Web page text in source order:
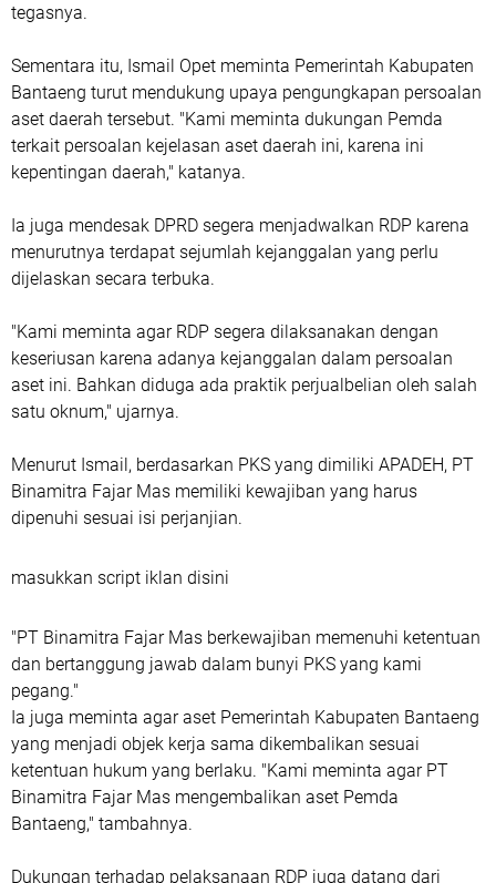
tegasnya.
Sementara itu, Ismail Opet meminta Pemerintah Kabupaten
Bantaeng turut mendukung upaya pengungkapan persoalan
aset daerah tersebut. "Kami meminta dukungan Pemda
terkait persoalan kejelasan aset daerah ini, karena ini
kepentingan daerah," katanya.
Ia juga mendesak DPRD segera menjadwalkan RDP karena
menurutnya terdapat sejumlah kejanggalan yang perlu
dijelaskan secara terbuka.
"Kami meminta agar RDP segera dilaksanakan dengan
keseriusan karena adanya kejanggalan dalam persoalan
aset ini. Bahkan diduga ada praktik perjualbelian oleh salah
satu oknum," ujarnya.
Menurut Ismail, berdasarkan PKS yang dimiliki APADEH, PT
Binamitra Fajar Mas memiliki kewajiban yang harus
dipenuhi sesuai isi perjanjian.
masukkan script iklan disini
"PT Binamitra Fajar Mas berkewajiban memenuhi ketentuan
dan bertanggung jawab dalam bunyi PKS yang kami
pegang."
Ia juga meminta agar aset Pemerintah Kabupaten Bantaeng
yang menjadi objek kerja sama dikembalikan sesuai
ketentuan hukum yang berlaku. "Kami meminta agar PT
Binamitra Fajar Mas mengembalikan aset Pemda
Bantaeng," tambahnya.
Dukungan terhadap pelaksanaan RDP juga datang dari